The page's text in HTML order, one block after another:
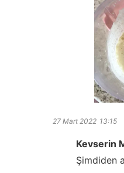
27 Mart 2022 13:15
Kevserin
Şimdiden